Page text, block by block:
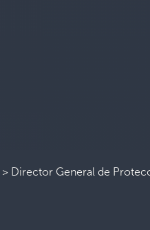
> Director General de